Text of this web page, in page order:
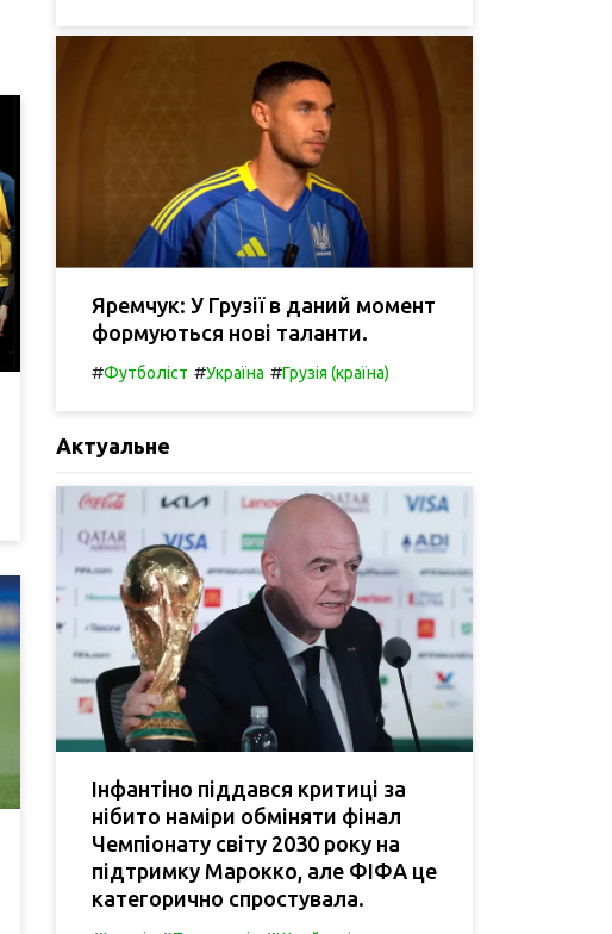
Яремчук: У Грузії в даний момент
формуються нові таланти.
#Футболіст #Україна #Грузія (країна)
Актуальне
Інфантіно піддався критиці за
нібито наміри обміняти фінал
Чемпіонату світу 2030 року на
підтримку Марокко, але ФІФА це
категорично спростувала.